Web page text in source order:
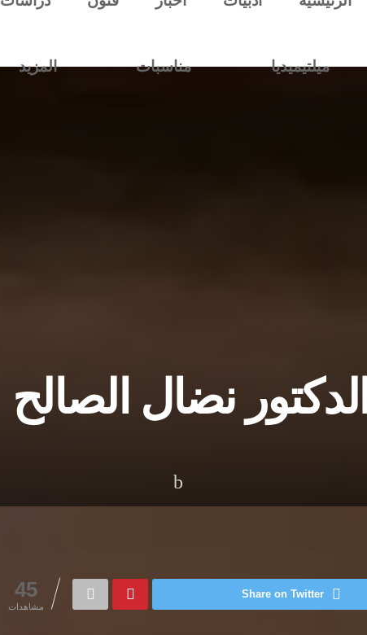
ميلتيميديا مناسبات المزيد
نضال الصالح
45
مشاهدات
Share on Twitter